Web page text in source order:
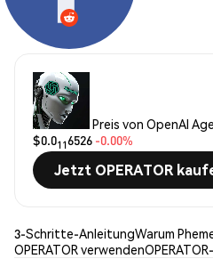
Preis von OpenAI
$0.0116526 -0.00%
Jetzt OPERATOR
3-Schritte-AnleitungWarum
OPERATOR verwenden